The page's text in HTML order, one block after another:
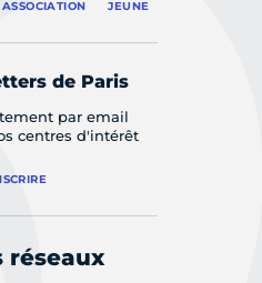
ASSOCIATION JEUNE
de Paris
par email
centres d'intérêt
réseaux